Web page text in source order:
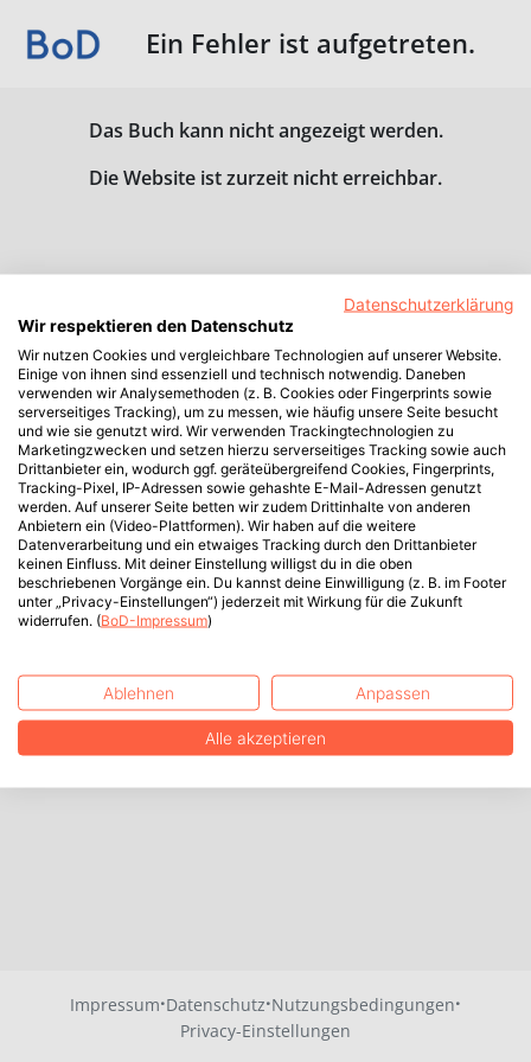
Ein Fehler ist aufgetreten.
Das Buch kann nicht angezeigt werden.
Die Website ist zurzeit nicht erreichbar.
Impressum·Datenschutz·Nutzungsbedingungen·
Privacy-Einstellungen
Datenschutzerklärung
Wir respektieren den Datenschutz
Wir nutzen Cookies und vergleichbare Technologien auf unserer Website.
Einige von ihnen sind essenziell und technisch notwendig. Daneben
verwenden wir Analysemethoden (z. B. Cookies oder Fingerprints sowie
serverseitiges Tracking), um zu messen, wie häufig unsere Seite besucht
und wie sie genutzt wird. Wir verwenden Trackingtechnologien zu
Marketingzwecken und setzen hierzu serverseitiges Tracking sowie auch
Drittanbieter ein, wodurch ggf. geräteübergreifend Cookies, Fingerprints,
Tracking-Pixel, IP-Adressen sowie gehashte E-Mail-Adressen genutzt
werden. Auf unserer Seite betten wir zudem Drittinhalte von anderen
Anbietern ein (Video-Plattformen). Wir haben auf die weitere
Datenverarbeitung und ein etwaiges Tracking durch den Drittanbieter
keinen Einfluss. Mit deiner Einstellung willigst du in die oben
beschriebenen Vorgänge ein. Du kannst deine Einwilligung (z. B. im Footer
unter „Privacy-Einstellungen“) jederzeit mit Wirkung für die Zukunft
widerrufen. (BoD-Impressum)
Ablehnen Anpassen
Alle akzeptieren